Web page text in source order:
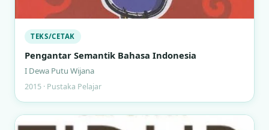
TEKS/CETAK
Pengantar Semantik Bahasa Indonesia
I Dewa Putu Wijana
2015 · Pustaka Pelajar